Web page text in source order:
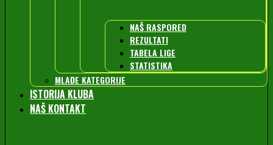
NAŠ RASPORED
REZULTATI
TABELA LIGE
STATISTIKA
MLAĐE KATEGORIJE
ISTORIJA KLUBA
NAŠ KONTAKT